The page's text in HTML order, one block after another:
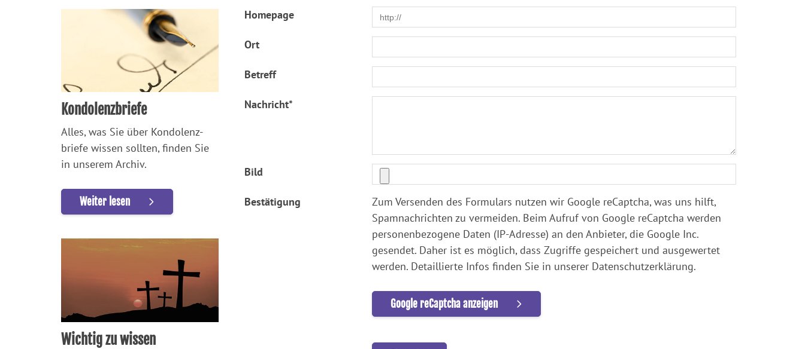
Homepage
Ort
Betreff
Nachricht*
Bild
Bestätigung
Zum Versenden des Formulars nutzen wir Google reCaptcha, was uns hilft,
Spamnachrichten zu vermeiden. Beim Aufruf von Google reCaptcha werden
personenbezogene Daten (IP-Adresse) an den Anbieter, die Google Inc.
gesendet. Daher ist es möglich, dass Zugriffe gespeichert und ausgewertet
werden. Detaillierte Infos finden Sie in unserer Datenschutzerklärung.
Google reCaptcha anzeigen
Kondolenzbriefe
Alles, was Sie über Kondolenz-
briefe wissen sollten, finden Sie
in unserem Archiv.
Weiter lesen
Wichtig zu wissen